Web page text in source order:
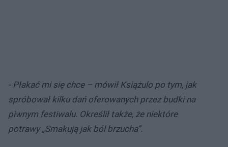
- Płakać mi się chce – mówił Książulo po tym, jak
spróbował kilku dań oferowanych przez budki na
piwnym festiwalu. Określił także, że niektóre
potrawy „Smakują jak ból brzucha”.